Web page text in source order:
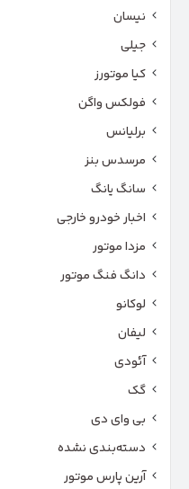
نیسان
جیلی
کیا موتورز
فولکس واگن
برلیانس
مرسدس بنز
سانگ یانگ
اخبار خودرو خارجی
مزدا موتور
دانگ فنگ موتور
لوکانو
لیفان
آئودی
گک
بی وای دی
دسته‌بندی نشده
آرین پارس موتور